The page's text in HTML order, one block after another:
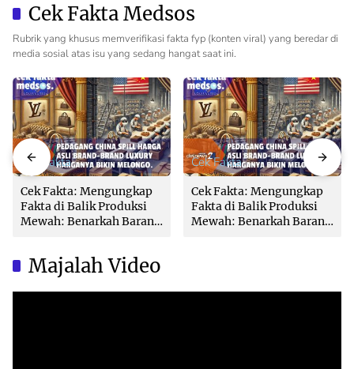
Lambat!
Cek Fakta Medsos
Rubrik yang khusus memverifikasi fakta fyp (konten viral) yang beredar di
media sosial atas isu yang sedang hangat saat ini.
Cek Fakta
Cek Fakta: Mengungkap
Fakta di Balik Produksi
Mewah: Benarkah Barang
Cek Fakta
Cek Fakta: Mengungkap
Fakta di Balik Produksi
Mewah: Benarkah Barang
Majalah Video